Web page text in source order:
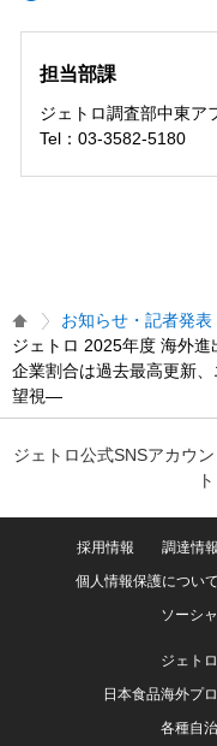
担当部課
ジェトロ調査部中東ア
Tel：03-3582-5180
お知らせ・記者発表
ジェトロ 2025年度 海外
企業割合は過去最高更新
望視―
ジェトロ公式SNSアカウン
ト
採用情報 調達情報
個人情報保護について
ソーシ
ジェト
日本食品海外プ
各種自